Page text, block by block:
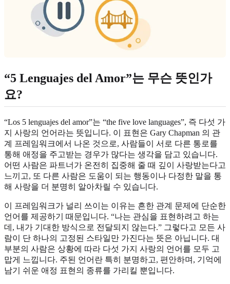
“5 Lenguajes del Amor”는 무슨 뜻인가
요?
“Los 5 lenguajes del amor”는 “the five love languages”, 즉 다섯 가
지 사랑의 언어라는 뜻입니다. 이 표현은 Gary Chapman 의 관
계 프레임워크에서 나온 것으로, 사람들이 서로 다른 통로를
통해 애정을 주고받는 경우가 많다는 생각을 담고 있습니다.
어떤 사람은 파트너가 온전히 집중해 줄 때 깊이 사랑받는다고
느끼고, 또 다른 사람은 도움이 되는 행동이나 다정한 말을 통
해 사랑을 더 분명히 알아차릴 수 있습니다.
이 프레임워크가 널리 쓰이는 이유는 흔한 관계 문제에 단순한
언어를 제공하기 때문입니다. “나는 관심을 표현하려고 하는
데, 내가 기대한 방식으로 전달되지 않는다.” 그렇다고 모든 사
람이 단 하나의 고정된 스타일만 가진다는 뜻은 아닙니다. 대
부분의 사람은 상황에 따라 다섯 가지 사랑의 언어를 모두 고
맙게 느낍니다. 주된 언어란 특히 분명하고, 편안하며, 기억에
남기 쉬운 애정 표현의 종류를 가리킬 뿐입니다.